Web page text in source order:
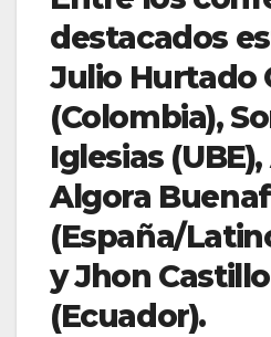
destacados
Julio Hurtado
(Colombia),
Iglesias
Algora
(España/
y Jhon
(Ecuador).